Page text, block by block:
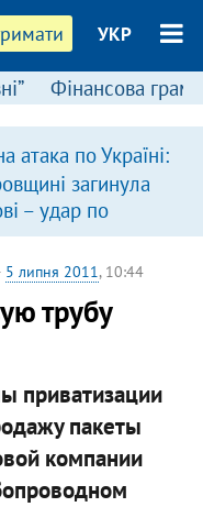
УКР
Фінансова
атака по Україні:
загинула
– удар по
5 липня 2011, 10:44
трубу
приватизации
пакеты
компании